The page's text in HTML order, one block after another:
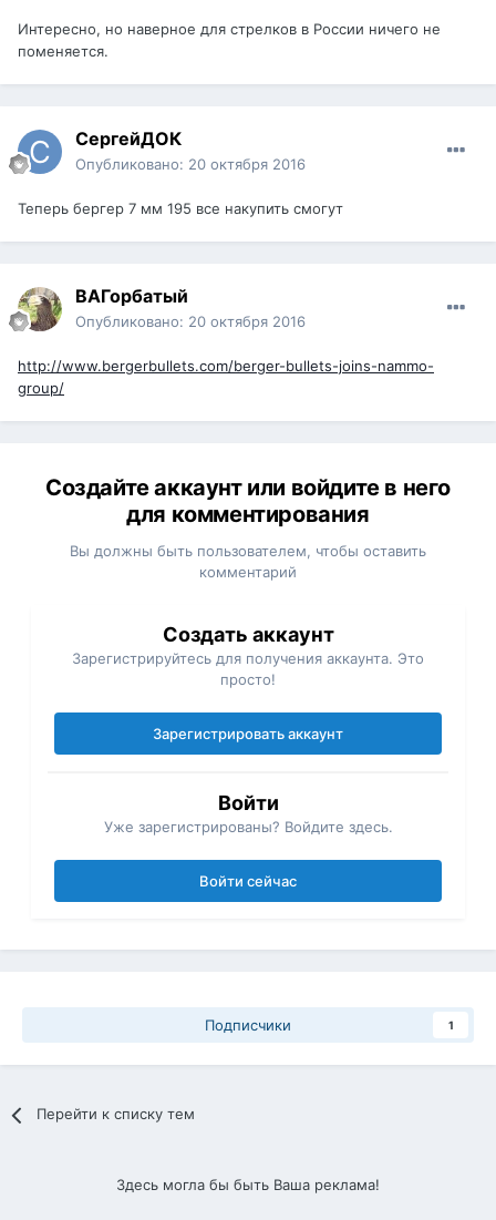
Интересно, но наверное для стрелков в России ничего не
поменяется.
СергейДОК
Опубликовано: 20 октября 2016
Теперь бергер 7 мм 195 все накупить смогут
ВАГорбатый
Опубликовано: 20 октября 2016
http://www.bergerbullets.com/berger-bullets-joins-nammo-
group/
Создайте аккаунт или войдите в него
для комментирования
Вы должны быть пользователем, чтобы оставить
комментарий
Создать аккаунт
Зарегистрируйтесь для получения аккаунта. Это
просто!
Зарегистрировать аккаунт
Войти
Уже зарегистрированы? Войдите здесь.
Войти сейчас
Подписчики 1
Перейти к списку тем
Здесь могла бы быть Ваша реклама!